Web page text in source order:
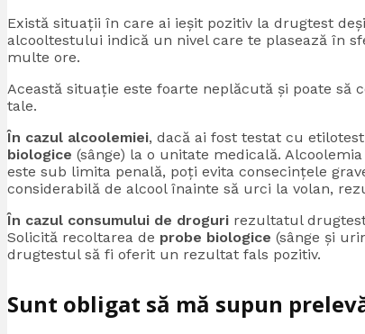
Există situații în care ai ieșit pozitiv la drugtest
alcooltestului indică un nivel care te plasează în
multe ore.
Această situație este foarte neplăcută și poate să
tale.
În cazul alcoolemiei, dacă ai fost testat cu
biologice (sânge) la o unitate medicală.
este sub limita penală, poți evita consecințele
considerabilă de alcool înainte să urci la volan,
În cazul consumului de droguri rezultatul
Solicită recoltarea de probe biologice (sânge și
drugtestul să fi oferit un rezultat fals pozitiv.
Sunt obligat să mă supun